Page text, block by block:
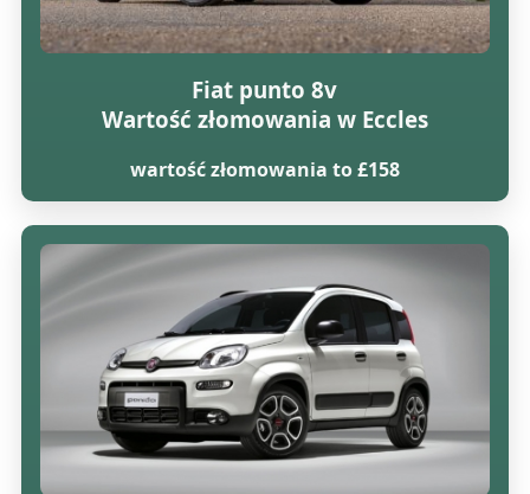
Fiat punto 8v
Wartość złomowania w Eccles
wartość złomowania to £158